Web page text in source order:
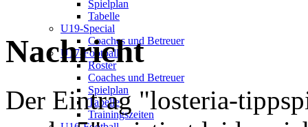
Spielplan
Tabelle
U19-Special
Coaches und Betreuer
U17-Football
Roster
Coaches und Betreuer
Spielplan
Tabelle
Trainingszeiten
Nachricht
Der Eintrag "losteria-